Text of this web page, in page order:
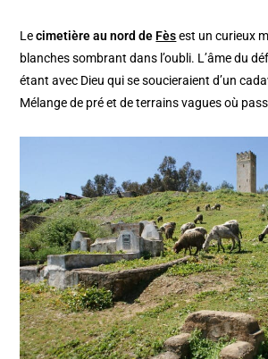
Lecimetière au nord de Fèsest un curieux
blanches sombrant dans l’oubli. L’âme du
étant avec Dieu qui se soucieraient d’un
Mélange de pré et de terrains vagues où